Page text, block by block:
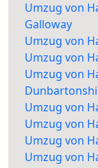
Umzug von
Galloway
Umzug von
Umzug von
Umzug von
Umzug von
Umzug von
Umzug von
Umzug von